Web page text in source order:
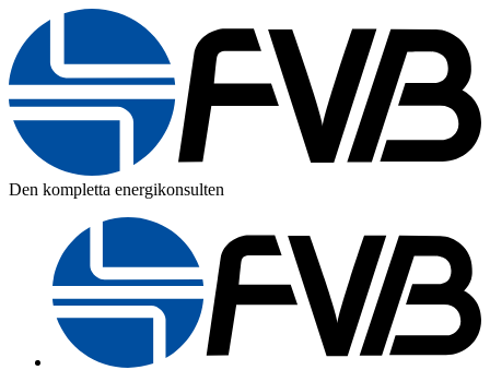
Den kompletta energikonsulten